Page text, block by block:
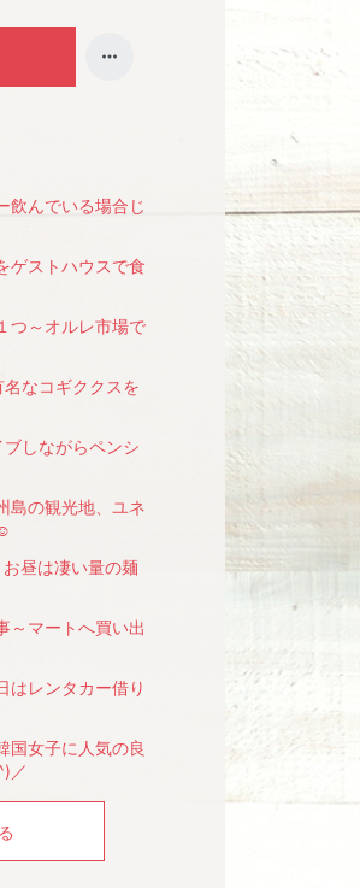
飲んでいる場合じ
ゲストハウスで食
つ～オルレ市場で
なコギククスを
しながらペンシ
島の観光地、ユネ
昼は凄い量の麺
～マートへ買い出
はレンタカー借り
国女子に人気の良
／